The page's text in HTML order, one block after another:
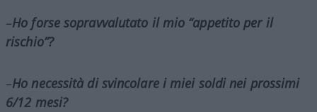
–Ho forse sopravvalutato il mio “appetito per il
rischio”?
–Ho necessità di svincolare i miei soldi nei prossimi
6/12 mesi?